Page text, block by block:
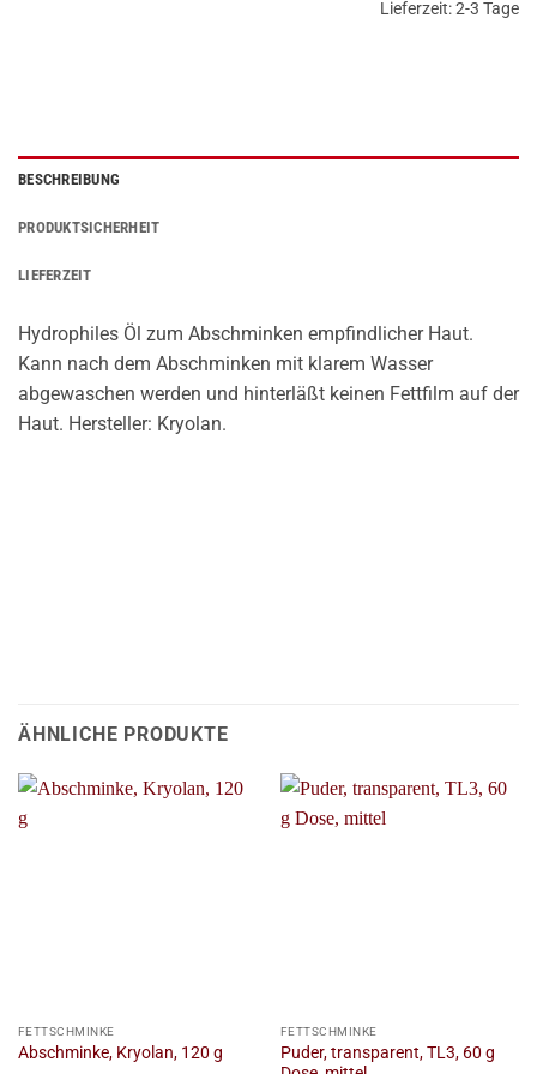
Lieferzeit:2-3 Tage
BESCHREIBUNG
PRODUKTSICHERHEIT
LIEFERZEIT
Hydrophiles Öl zum Abschminken empfindlicher Haut.
Kann nach dem Abschminken mit klarem Wasser
abgewaschen werden und hinterläßt keinen Fettfilm auf der
Haut. Hersteller: Kryolan.
ÄHNLICHE PRODUKTE
FETTSCHMINKE
Abschminke, Kryolan, 120 g
FETTSCHMINKE
Puder, transparent, TL3, 60 g